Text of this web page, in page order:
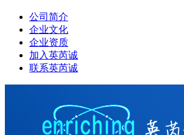
公司简介
企业文化
企业资质
加入英芮诚
联系英芮诚